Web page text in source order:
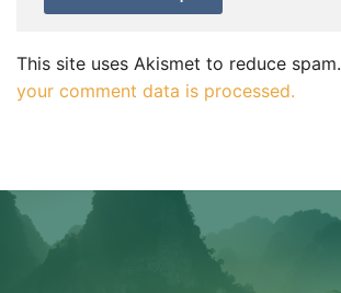
This site uses Akismet to reduce spam.
your comment data is processed.